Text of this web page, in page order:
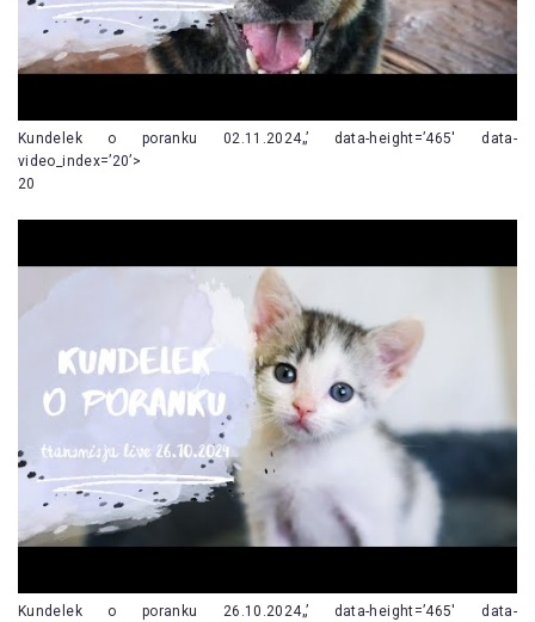
Kundelek o poranku 02.11.2024„’ data-height=’465′ data-
video_index=’20’>
20
Kundelek o poranku 26.10.2024„’ data-height=’465′ data-